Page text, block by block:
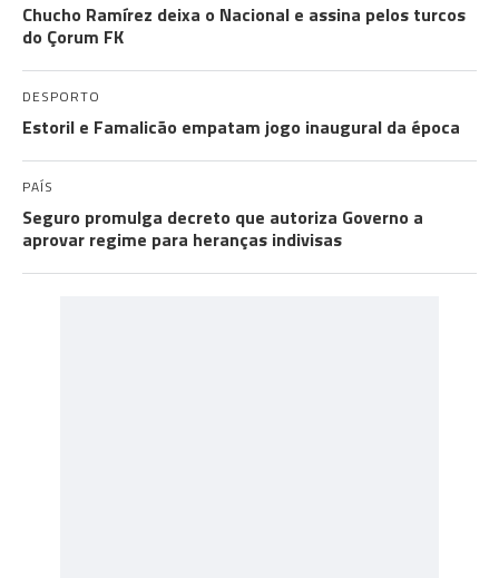
Chucho Ramírez deixa o Nacional e assina pelos turcos
do Çorum FK
DESPORTO
Estoril e Famalicão empatam jogo inaugural da época
PAÍS
Seguro promulga decreto que autoriza Governo a
aprovar regime para heranças indivisas